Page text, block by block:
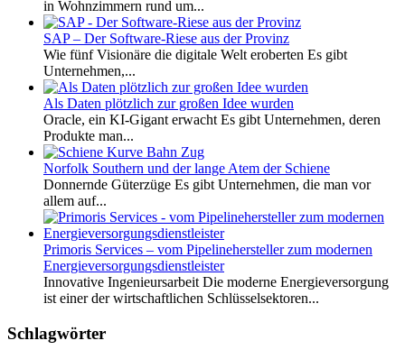
in Wohnzimmern rund um...
SAP – Der Software-Riese aus der Provinz
Wie fünf Visionäre die digitale Welt eroberten Es gibt
Unternehmen,...
Als Daten plötzlich zur großen Idee wurden
Oracle, ein KI-Gigant erwacht Es gibt Unternehmen, deren
Produkte man...
Norfolk Southern und der lange Atem der Schiene
Donnernde Güterzüge Es gibt Unternehmen, die man vor
allem auf...
Primoris Services – vom Pipelinehersteller zum modernen
Energieversorgungsdienstleister
Innovative Ingenieursarbeit Die moderne Energieversorgung
ist einer der wirtschaftlichen Schlüsselsektoren...
Schlagwörter